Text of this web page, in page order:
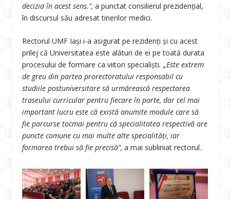
decizia în acest sens.”, a punctat consilierul prezidențial,
în discursul său adresat tinerilor medici.
Rectorul UMF Iași i-a asigurat pe rezidenți și cu acest
prilej că Universitatea este alături de ei pe toată durata
procesului de formare ca viitori specialiști. „Este extrem
de greu din partea prorectoratului responsabil cu
studiile postuniversitare să urmărească respectarea
traseului curricular pentru fiecare în parte, dar cel mai
important lucru este că există anumite module care să
fie parcurse tocmai pentru că specialitatea respectivă are
puncte comune cu mai multe alte specialităţi, iar
formarea trebui să fie precisă”, a mai subliniat rectorul.